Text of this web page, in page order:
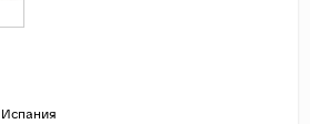
Испания